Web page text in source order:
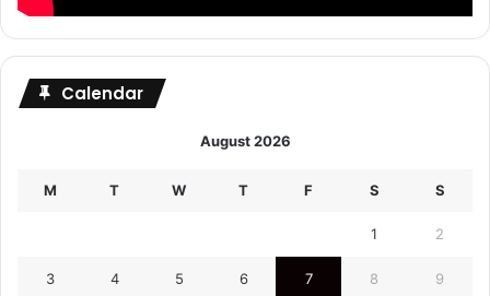
Calendar
August 2026
M T W T F S S
1 2
3 4 5 6 7 8 9